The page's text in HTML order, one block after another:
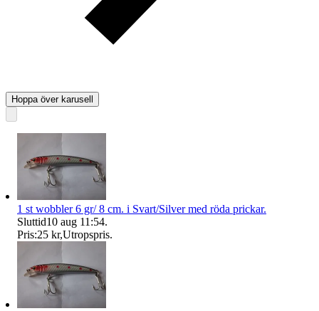
Hoppa över karusell
1 st wobbler 6 gr/ 8 cm. i Svart/Silver med röda prickar.
Sluttid10 aug 11:54.
Pris:25 kr,Utropspris.